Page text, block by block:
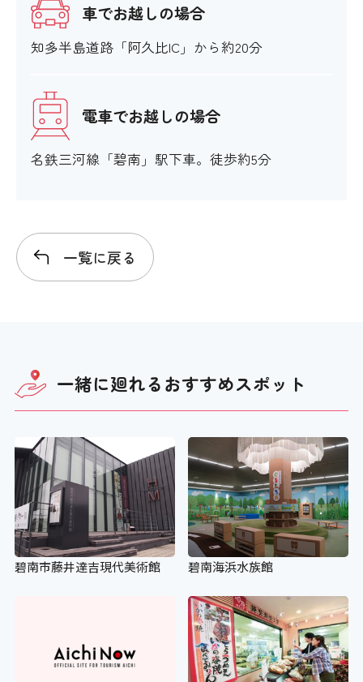
エスカレーター
スロープ
×
設備
アイコンの説明
車いすの貸し出し
車でお越しの場合
知多半島道路「阿久比IC」から約20分
電車でお越しの場合
名鉄三河線「碧南」駅下車。徒歩約5分
一覧に戻る
一緒に廻れるおすすめスポット
碧南市藤井達吉現代美術館 碧南海浜水族館